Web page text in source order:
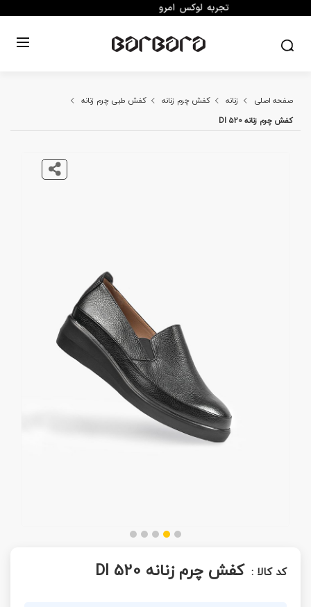
صفحه اصلی زنانه کفش چرم زنانه
کفش طبی چرم زنانه
کفش چرم زنانه DI 520
کد کالا : کفش چرم زنانه DI 520